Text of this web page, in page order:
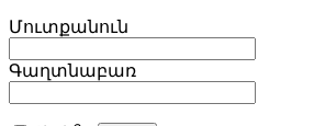
Մուտքանուն
Գաղտնաբառ